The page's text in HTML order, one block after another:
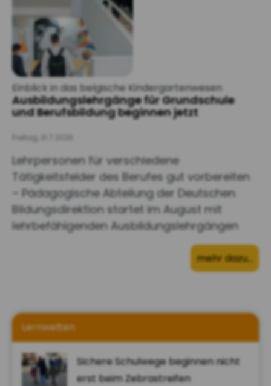
Einblick in das belgische Kindergartenwesen
Ausbildungslehrgänge für Grundschule
und Berufsbildung beginnen jetzt
Freitag, 31.7.2026
Lehrpersonen für verschiedene
Tätigkeitsfelder des Berufes gut vorbereiten
– Pädagogische Abteilung der Deutschen
Bildungsdirektion startet im August mit
lehrbefähigenden Ausbildungslehrgängen
mehr dazu…
Lernwelten
Sichere Schulwege beginnen nicht
erst beim Zebrastreifen